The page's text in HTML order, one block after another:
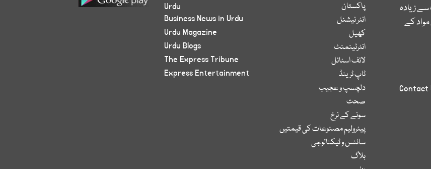
زیادہ
کے
Contact
پاکستان
انٹر نیشنل
کھیل
انٹرٹینمنٹ
لائف اسٹائل
ٹاپ ٹرینڈ
دلچسپ و عجیب
صحت
سونے کے نرخ
پیٹرولیم مصنوعات کی قیمتیں
سائنس و ٹیکنالوجی
بلاگ
Urdu
Business News in Urdu
Urdu Magazine
Urdu Blogs
The Express Tribune
Express Entertainment